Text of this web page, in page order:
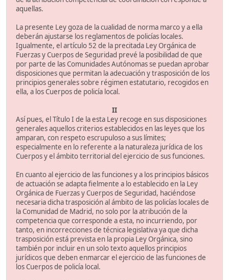
aquellas.
La presente Ley goza de la cualidad de norma marco y a ella
deberán ajustarse los reglamentos de policías locales.
Igualmente, el artículo 52 de la precitada Ley Orgánica de
Fuerzas y Cuerpos de Seguridad prevé la posibilidad de que
por parte de las Comunidades Autónomas se puedan aprobar
disposiciones que permitan la adecuación y trasposición de los
principios generales sobre régimen estatutario, recogidos en
ella, a los Cuerpos de policía local.
II
Así pues, el Título I de la esta Ley recoge en sus disposiciones
generales aquellos criterios establecidos en las leyes que los
amparan, con respeto escrupuloso a sus límites;
especialmente en lo referente a la naturaleza jurídica de los
Cuerpos y el ámbito territorial del ejercicio de sus funciones.
En cuanto al ejercicio de las funciones y a los principios básicos
de actuación se adapta fielmente a lo establecido en la Ley
Orgánica de Fuerzas y Cuerpos de Seguridad, haciéndose
necesaria dicha trasposición al ámbito de las policías locales de
la Comunidad de Madrid, no solo por la atribución de la
competencia que corresponde a esta, no incurriendo, por
tanto, en incorrecciones de técnica legislativa ya que dicha
trasposición está prevista en la propia Ley Orgánica, sino
también por incluir en un solo texto aquellos principios
jurídicos que deben enmarcar el ejercicio de las funciones de
los Cuerpos de policía local.